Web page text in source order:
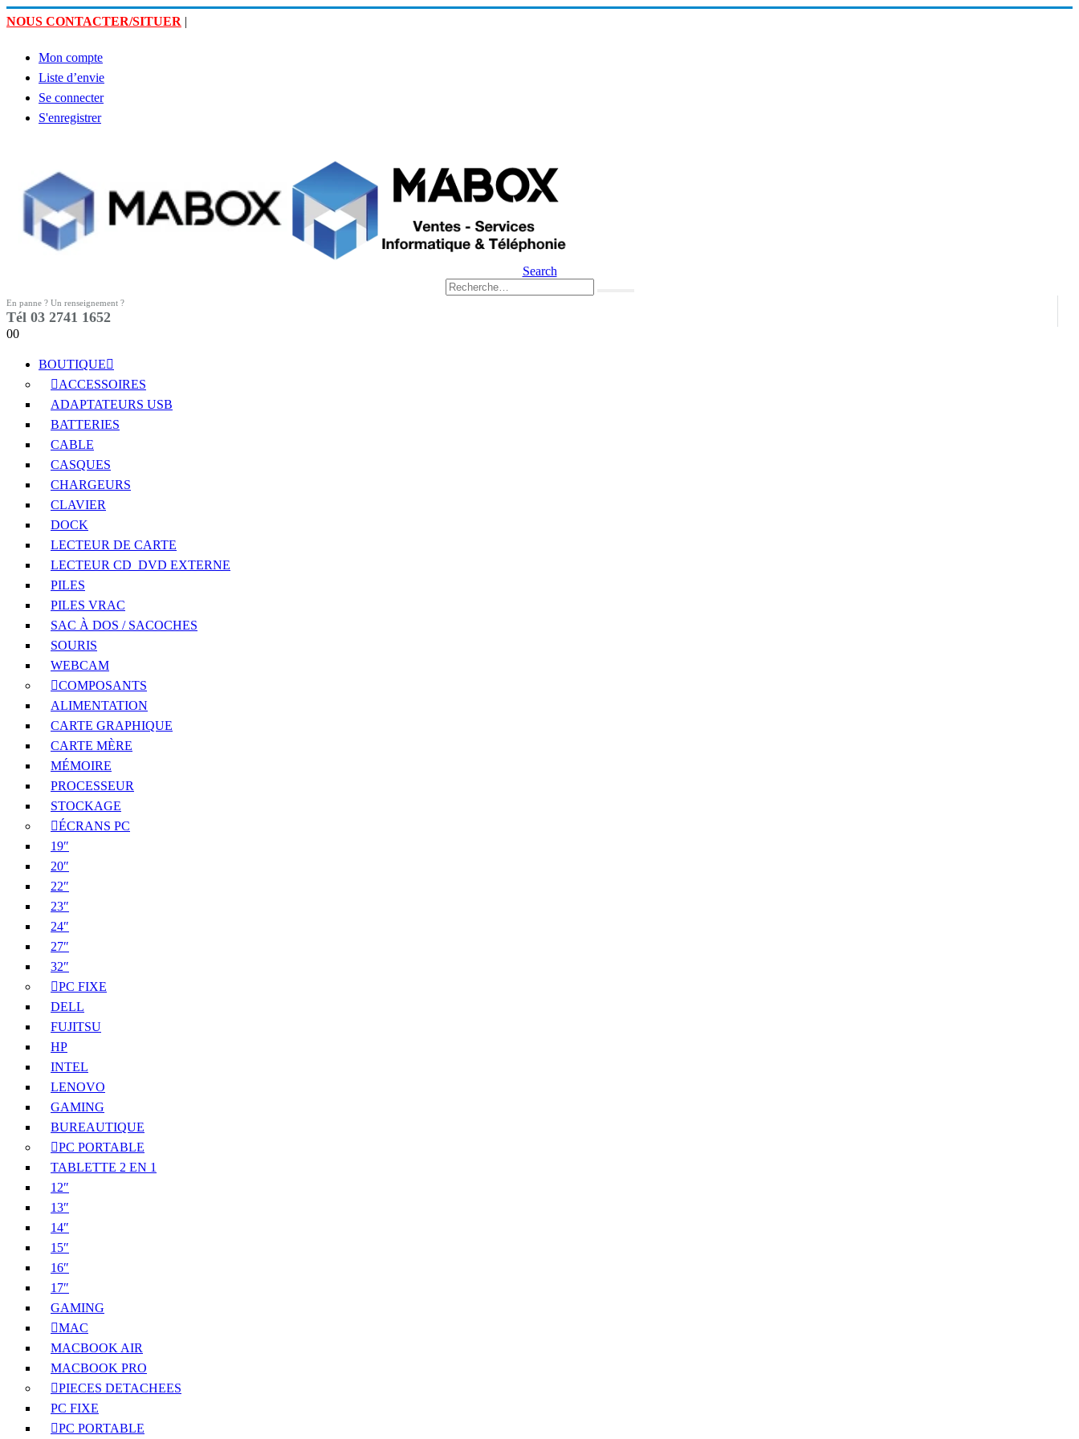
NOUS CONTACTER/SITUER |
Mon compte
Liste d’envie
Se connecter
S'enregistrer
Search
En panne ? Un renseignement ?
Tél 03 2741 1652
00
BOUTIQUE
ACCESSOIRES
ADAPTATEURS USB
BATTERIES
CABLE
CASQUES
CHARGEURS
CLAVIER
DOCK
LECTEUR DE CARTE
LECTEUR CD_DVD EXTERNE
PILES
PILES VRAC
SAC À DOS / SACOCHES
SOURIS
WEBCAM
COMPOSANTS
ALIMENTATION
CARTE GRAPHIQUE
CARTE MÈRE
MÉMOIRE
PROCESSEUR
STOCKAGE
ÉCRANS PC
19″
20″
22″
23″
24″
27″
32″
PC FIXE
DELL
FUJITSU
HP
INTEL
LENOVO
GAMING
BUREAUTIQUE
PC PORTABLE
TABLETTE 2 EN 1
12″
13″
14″
15″
16″
17″
GAMING
MAC
MACBOOK AIR
MACBOOK PRO
PIECES DETACHEES
PC FIXE
PC PORTABLE